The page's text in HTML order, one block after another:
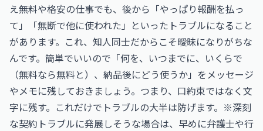
え無料や格安の仕事でも、後から「やっぱり報酬を払っ
て」「無断で他に使われた」といったトラブルになること
があります。これ、知人同士だからこそ曖昧になりがちな
んです。簡単でいいので「何を、いつまでに、いくらで
（無料なら無料と）、納品後にどう使うか」をメッセージ
やメモに残しておきましょう。つまり、口約束ではなく文
字に残す。これだけでトラブルの大半は防げます。※深刻
な契約トラブルに発展しそうな場合は、早めに弁護士や行